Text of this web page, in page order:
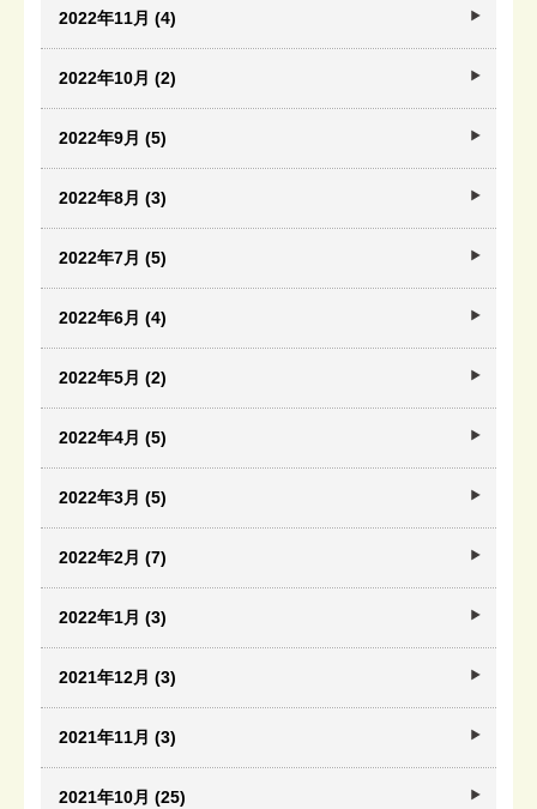
2022年11月 (4)
2022年10月 (2)
2022年9月 (5)
2022年8月 (3)
2022年7月 (5)
2022年6月 (4)
2022年5月 (2)
2022年4月 (5)
2022年3月 (5)
2022年2月 (7)
2022年1月 (3)
2021年12月 (3)
2021年11月 (3)
2021年10月 (25)